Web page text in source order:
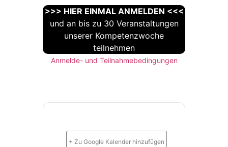
>>> HIER EINMAL ANMELDEN <<<
und an bis zu 30 Veranstaltungen
unserer Kompetenzwoche
teilnehmen
Anmelde- und Teilnahmebedingungen
+ Zu Google Kalender hinzufügen